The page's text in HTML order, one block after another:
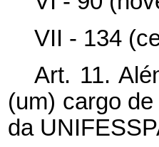
VII - 134
Art. 11.
(um) cargo
da